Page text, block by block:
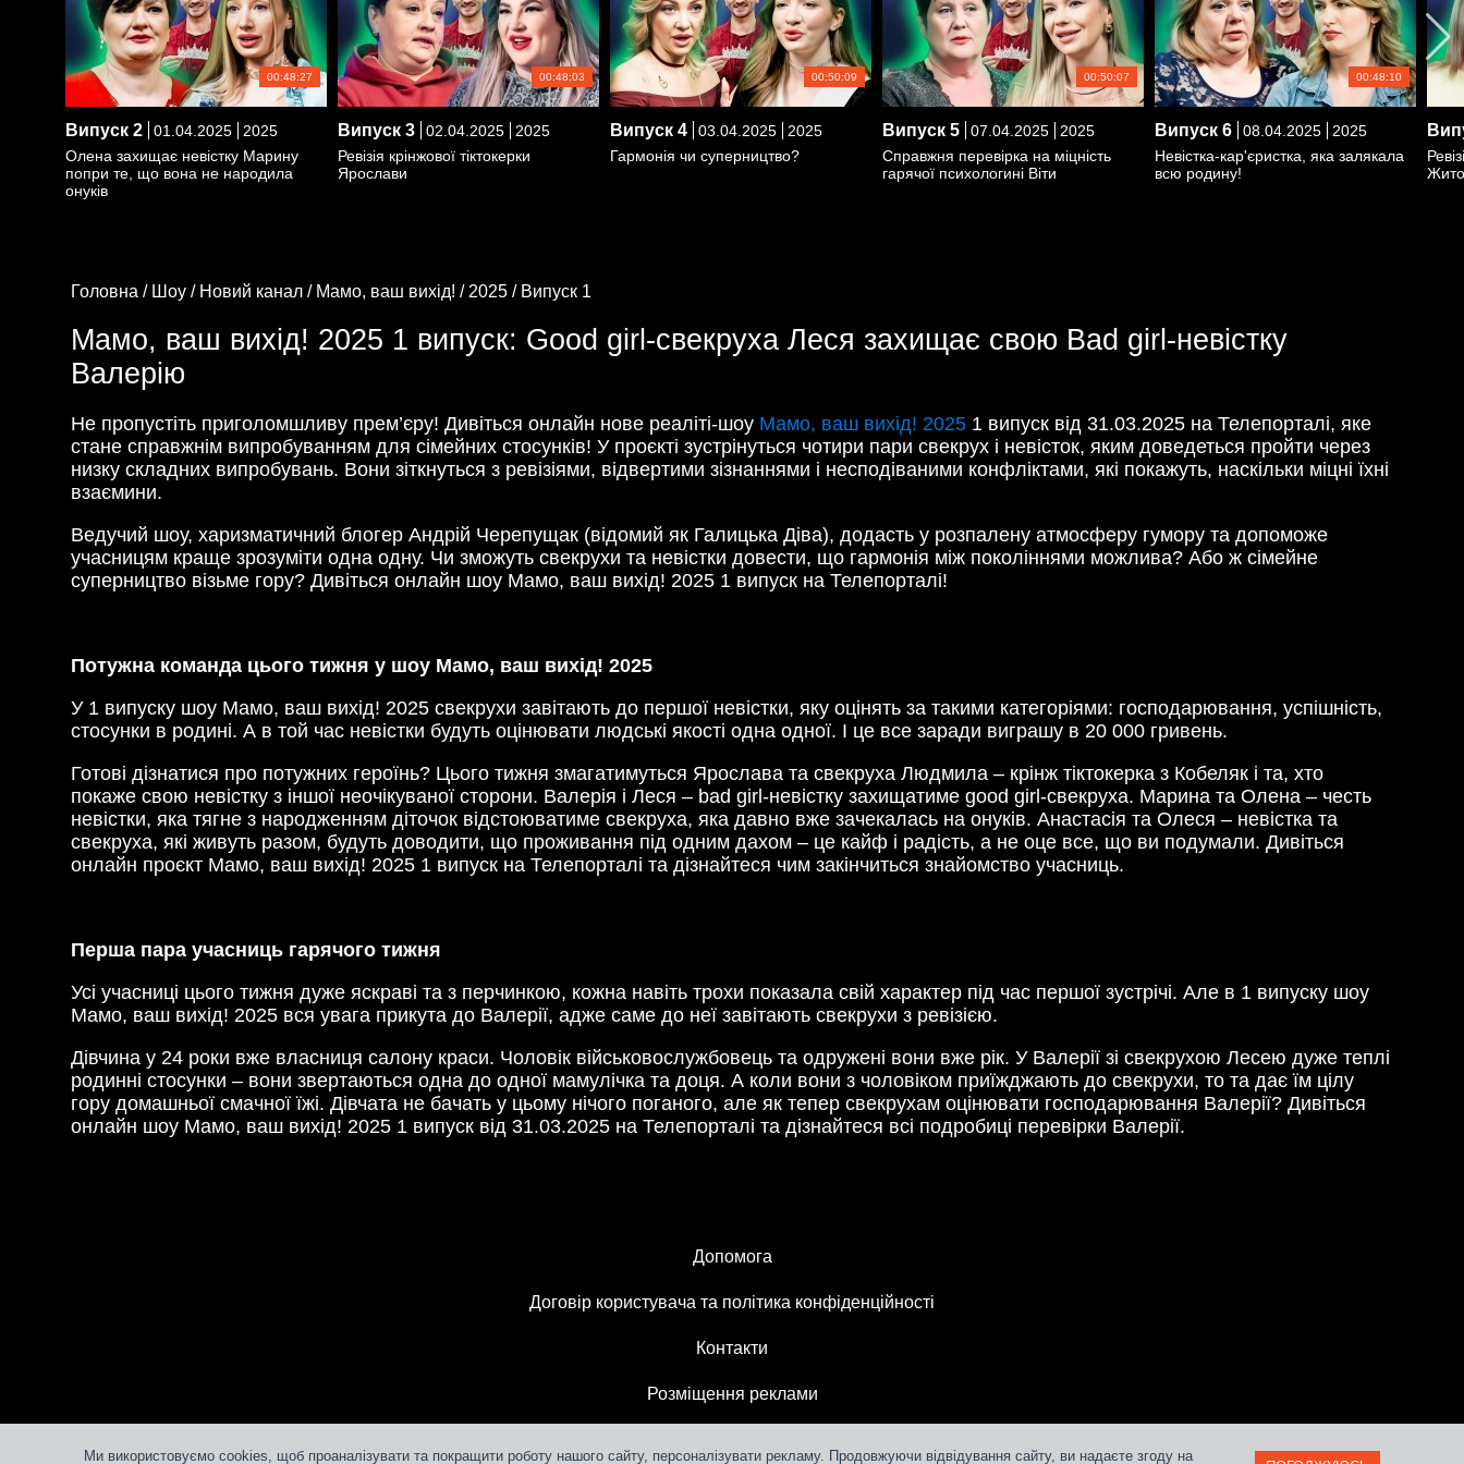
Ми використовуємо cookies, щоб проаналізувати та покращити роботу нашого сайту, персоналізувати рекламу. Продовжуючи відвідування сайту, ви надаєте згоду на
00:48:27
Випуск 2 01.04.2025
2025
Олена захищає невістку Марину
попри те, що вона не народила
онуків
00:48:03
Випуск 3 02.04.2025
2025
Ревізія крінжової тіктокерки
Ярослави
00:50:09
Випуск 4 03.04.2025
2025
Гармонія чи суперництво?
00:50:07
Випуск 5 07.04.2025
2025
Справжня перевірка на міцність
гарячої психологині Віти
00:48:10
Випуск 6 08.04.2025
2025
Невістка-кар'єристка, яка залякала
всю родину!
Головна / Шоу / Новий канал / Мамо, ваш вихід! / 2025 / Випуск 1
Мамо, ваш вихід! 2025 1 випуск: Good girl-свекруха Леся захищає свою Bad girl-невістку
Валерію
Не пропустіть приголомшливу прем’єру! Дивіться онлайн нове реаліті-шоу Мамо, ваш вихід! 2025 1 випуск від 31.03.2025 на Телепорталі, яке
стане справжнім випробуванням для сімейних стосунків! У проєкті зустрінуться чотири пари свекрух і невісток, яким доведеться пройти через
низку складних випробувань. Вони зіткнуться з ревізіями, відвертими зізнаннями і несподіваними конфліктами, які покажуть, наскільки міцні їхні
взаємини.
Ведучий шоу, харизматичний блогер Андрій Черепущак (відомий як Галицька Діва), додасть у розпалену атмосферу гумору та допоможе
учасницям краще зрозуміти одна одну. Чи зможуть свекрухи та невістки довести, що гармонія між поколіннями можлива? Або ж сімейне
суперництво візьме гору? Дивіться онлайн шоу Мамо, ваш вихід! 2025 1 випуск на Телепорталі!
Потужна команда цього тижня у шоу Мамо, ваш вихід! 2025
У 1 випуску шоу Мамо, ваш вихід! 2025 свекрухи завітають до першої невістки, яку оцінять за такими категоріями: господарювання, успішність,
стосунки в родині. А в той час невістки будуть оцінювати людські якості одна одної. І це все заради виграшу в 20 000 гривень.
Готові дізнатися про потужних героїнь? Цього тижня змагатимуться Ярослава та свекруха Людмила – крінж тіктокерка з Кобеляк і та, хто
покаже свою невістку з іншої неочікуваної сторони. Валерія і Леся – bad girl-невістку захищатиме good girl-свекруха. Марина та Олена – честь
невістки, яка тягне з народженням діточок відстоюватиме свекруха, яка давно вже зачекалась на онуків. Анастасія та Олеся – невістка та
свекруха, які живуть разом, будуть доводити, що проживання під одним дахом – це кайф і радість, а не оце все, що ви подумали. Дивіться
онлайн проєкт Мамо, ваш вихід! 2025 1 випуск на Телепорталі та дізнайтеся чим закінчиться знайомство учасниць.
Перша пара учасниць гарячого тижня
Усі учасниці цього тижня дуже яскраві та з перчинкою, кожна навіть трохи показала свій характер під час першої зустрічі. Але в 1 випуску шоу
Мамо, ваш вихід! 2025 вся увага прикута до Валерії, адже саме до неї завітають свекрухи з ревізією.
Дівчина у 24 роки вже власниця салону краси. Чоловік військовослужбовець та одружені вони вже рік. У Валерії зі свекрухою Лесею дуже теплі
родинні стосунки – вони звертаються одна до одної мамулічка та доця. А коли вони з чоловіком приїжджають до свекрухи, то та дає їм цілу
гору домашньої смачної їжі. Дівчата не бачать у цьому нічого поганого, але як тепер свекрухам оцінювати господарювання Валерії? Дивіться
онлайн шоу Мамо, ваш вихід! 2025 1 випуск від 31.03.2025 на Телепорталі та дізнайтеся всі подробиці перевірки Валерії.
Допомога
Договір користувача та політика конфіденційності
Контакти
Розміщення реклами